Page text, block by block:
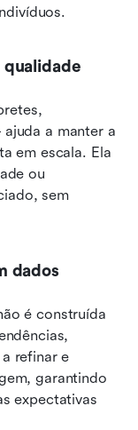
qualidade
a manter a
em escala. Ela
ou
sem
dados
é construída
refinar e
garantindo
expectativas